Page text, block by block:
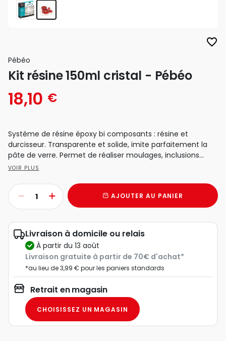
favorite_border
Pébéo
Kit résine 150ml cristal - Pébéo
18,10 €
Système de résine époxy bi composants : résine et
durcisseur. Transparente et solide, imite parfaitement la
pâte de verre. Permet de réaliser moulages, inclusions...
VOIR PLUS
AJOUTER AU PANIER
Livraison à domicile ou relais
à partir du 13 août
Livraison gratuite à partir de 70€ d'achat*
*au lieu de 3,99 € pour les paniers standards
Retrait en magasin
CHOISISSEZ UN MAGASIN